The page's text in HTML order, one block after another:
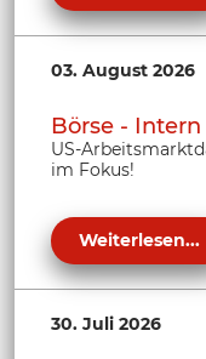
03. August 2026
Börse - Intern
US-
im Fokus!
Weiterlesen...
30. Juli 2026